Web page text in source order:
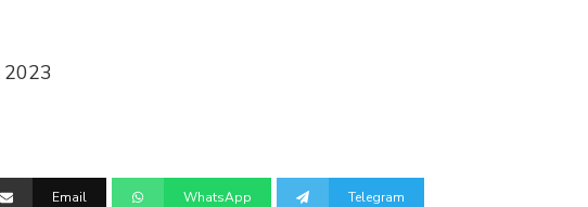
2023
Email WhatsApp Telegram